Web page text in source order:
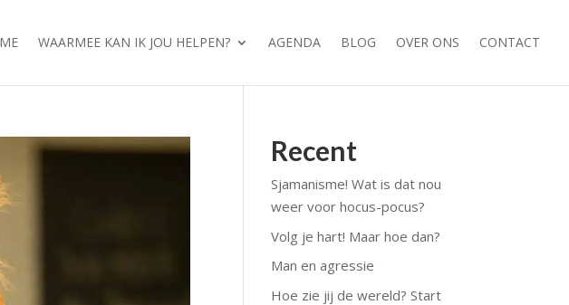
WAARMEE KAN IK JOU HELPEN? AGENDA BLOG OVER ONS CONTACT
Recent
Sjamanisme! Wat is dat nou
weer voor hocus-pocus?
Volg je hart! Maar hoe dan?
Man en agressie
Hoe zie jij de wereld? Start